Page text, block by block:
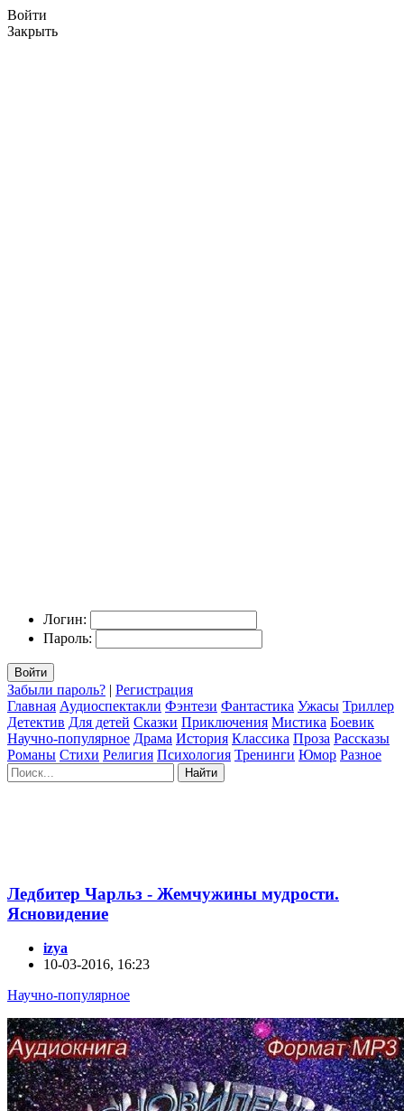
Войти
Закрыть
Логин:
Пароль:
Войти
Забыли пароль? | Регистрация
Главная Аудиоспектакли Фэнтези Фантастика Ужасы Триллер
Детектив Для детей Сказки Приключения Мистика Боевик
Научно-популярное Драма История Классика Проза Рассказы
Романы Стихи Религия Психология Тренинги Юмор Разное
Найти
Ледбитер Чарльз - Жемчужины мудрости.
Ясновидение
izya
10-03-2016, 16:23
Научно-популярное